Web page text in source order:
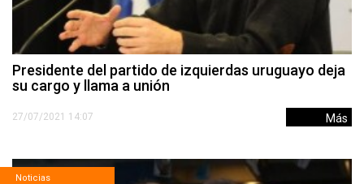
Presidente del partido de izquierdas uruguayo deja
su cargo y llama a unión
27/07/2021 14:07 Más
Noticias